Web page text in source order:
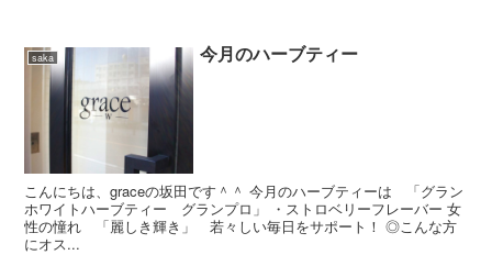
saka 今月のハーブティー
こんにちは、graceの坂田です＾＾ 今月のハーブティーは 「グラン
ホワイトハーブティー グランプロ」 ・ストロベリーフレーバー 女
性の憧れ 「麗しき輝き」 若々しい毎日をサポート！ ◎こんな方
にオス...